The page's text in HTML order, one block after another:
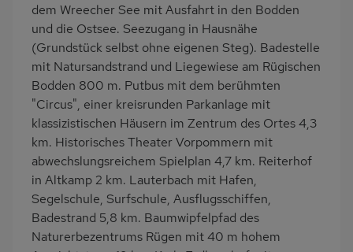
Küche
Herd (4 Kochfelder)
Backofen
Geschirrspülmaschine
Kühlschrank
Mikrowelle
Meerblick/Seeblick
Ruhige Lage
Babybett
Nichtraucher
Haustiere/Hund
verboten
Badewanne/WC
freistehend
Terrassenmöbel
Zusätzliches Badezimmer
Kaffeemaschine
Nah an See
Bettwäsche mietbar
dem Wreecher See mit Ausfahrt in den Bodden
und die Ostsee. Seezugang in Hausnähe
(Grundstück selbst ohne eigenen Steg). Badestelle
mit Natursandstrand und Liegewiese am Rügischen
Bodden 800 m. Putbus mit dem berühmten
"Circus", einer kreisrunden Parkanlage mit
klassizistischen Häusern im Zentrum des Ortes 4,3
km. Historisches Theater Vorpommern mit
abwechslungsreichem Spielplan 4,7 km. Reiterhof
in Altkamp 2 km. Lauterbach mit Hafen,
Segelschule, Surfschule, Ausflugsschiffen,
Badestrand 5,8 km. Baumwipfelpfad des
Naturerbezentrums Rügen mit 40 m hohem